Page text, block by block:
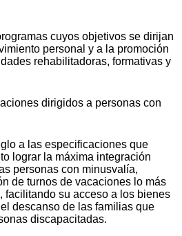
cuyos objetivos se dirijan
personal y a la promoción
rehabilitadoras, formativas y
dirigidos a personas con
a las especificaciones que
lograr la máxima integración
personas con minusvalía,
de turnos de vacaciones lo más
facilitando su acceso a los bienes
descanso de las familias que
discapacitadas.